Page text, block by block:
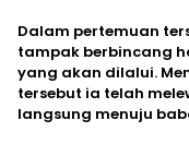
Dalam pertemuan
tampak berbincang
yang akan dilalui.
tersebut ia telah
langsung menuju